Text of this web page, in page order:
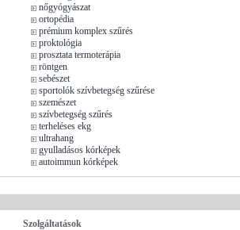
nőgyógyászat
ortopédia
prémium komplex szűrés
proktológia
prosztata termoterápia
röntgen
sebészet
sportolók szívbetegség szűrése
szemészet
szívbetegség szűrés
terheléses ekg
ultrahang
gyulladásos kórképek
autoimmun kórképek
Szolgáltatások